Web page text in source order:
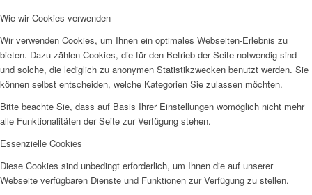
Wie wir Cookies verwenden
Wir verwenden Cookies, um Ihnen ein optimales Webseiten-Erlebnis zu
bieten. Dazu zählen Cookies, die für den Betrieb der Seite notwendig sind
und solche, die lediglich zu anonymen Statistikzwecken benutzt werden. Sie
können selbst entscheiden, welche Kategorien Sie zulassen möchten.
Bitte beachte Sie, dass auf Basis Ihrer Einstellungen womöglich nicht mehr
alle Funktionalitäten der Seite zur Verfügung stehen.
Essenzielle Cookies
Diese Cookies sind unbedingt erforderlich, um Ihnen die auf unserer
Webseite verfügbaren Dienste und Funktionen zur Verfügung zu stellen.